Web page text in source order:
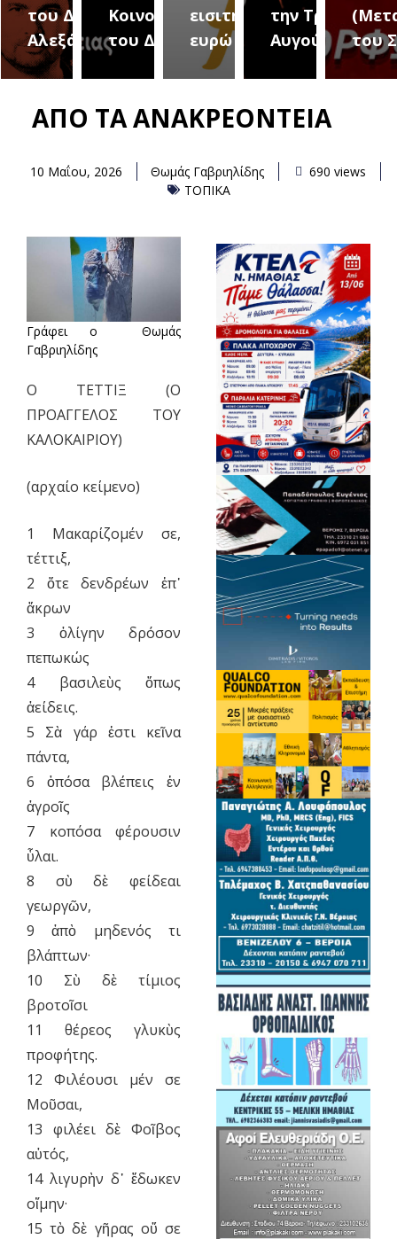
του Δήμου
Αλεξάνδρειας
Κοινοτήτων
του Δήμου
εισιτήριο 2
ευρώ
την Τρίτη 18
Αυγούστουτου
ΑΠΟ ΤΑ ΑΝΑΚΡΕΟΝΤΕΙΑ
10 Μαΐου, 2026 Θωμάς Γαβριηλίδης
690 views
ΤΟΠΙΚΑ
Γράφει ο Θωμάς
Γαβριηλίδης
Ο ΤΕΤΤΙΞ (Ο
ΠΡΟΑΓΓΕΛΟΣ ΤΟΥ
ΚΑΛΟΚΑΙΡΙΟΥ)
(αρχαίο κείμενο)
1 Μακαρίζομέν σε,
τέττιξ,
2 ὅτε δενδρέων ἐπ᾽
ἄκρων
3 ὀλίγην δρόσον
πεπωκώς
4 βασιλεὺς ὅπως
ἀείδεις.
5 Σὰ γάρ ἐστι κεῖνα
πάντα,
6 ὁπόσα βλέπεις ἐν
ἀγροῖς
7 κοπόσα φέρουσιν
ὗλαι.
8 σὺ δὲ φείδεαι
γεωργῶν,
9 ἀπὸ μηδενός τι
βλάπτων·
10 Σὺ δὲ τίμιος
βροτοῖσι
11 θέρεος γλυκὺς
προφήτης.
12 Φιλέουσι μέν σε
Μοῦσαι,
13 φιλέει δὲ Φοῖβος
αὐτός,
14 λιγυρὴν δ᾽ ἔδωκεν
οἴμην·
15 τὸ δὲ γῆρας οὔ σε